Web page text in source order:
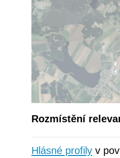
Rozmístění
Hlásné profily v